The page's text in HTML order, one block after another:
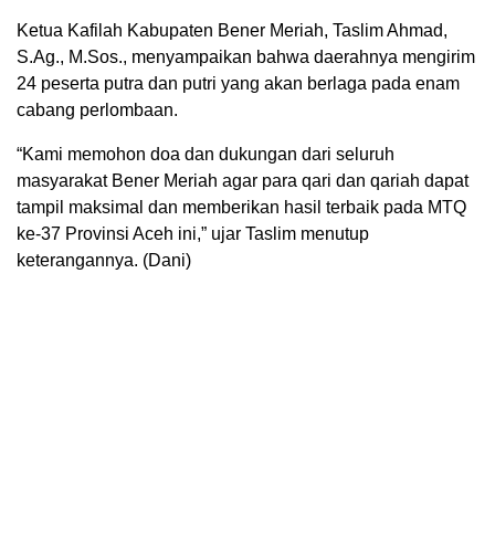
Ketua Kafilah Kabupaten Bener Meriah, Taslim Ahmad,
S.Ag., M.Sos., menyampaikan bahwa daerahnya mengirim
24 peserta putra dan putri yang akan berlaga pada enam
cabang perlombaan.
“Kami memohon doa dan dukungan dari seluruh
masyarakat Bener Meriah agar para qari dan qariah dapat
tampil maksimal dan memberikan hasil terbaik pada MTQ
ke-37 Provinsi Aceh ini,” ujar Taslim menutup
keterangannya. (Dani)